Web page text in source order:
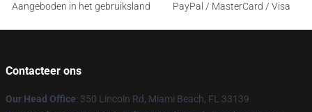
Aangeboden in het gebruiksland
PayPal / MasterCard / Visa
Contacteer ons
Our Head Office: 350 Lincoln Rd, Miami Beach, FL 33139